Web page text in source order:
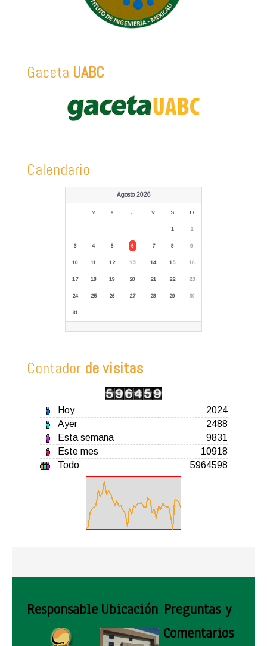
Gaceta UABC
Calendario
Agosto 2026
L M X J V S D
1 2
3 4 5 6 7 8 9
10 11 12 13 14 15 16
17 18 19 20 21 22 23
24 25 26 27 28 29 30
31
Contador de visitas
Hoy
2024
Ayer
2488
Esta semana
9831
Este mes
10918
Todo
5964598
Responsable Ubicación Preguntas y
Comentarios